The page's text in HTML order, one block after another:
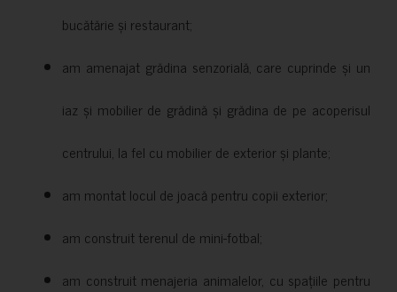
bucătărie și restaurant;
am amenajat grădina senzorială, care cuprinde și un
iaz și mobilier de grădină și grădina de pe acoperisul
centrului, la fel cu mobilier de exterior și plante;
am montat locul de joacă pentru copii exterior;
am construit terenul de mini-fotbal;
am construit menajeria animalelor, cu spațiile pentru